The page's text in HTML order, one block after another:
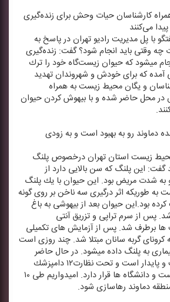
كارشناسان حیات وحش برای زنده‌گیری
می‌كنند
با پل مدیریت رادیو تهران در پاسخ به
چه وقتی باید انجام شود؟ گفت: زنده‌گیری
میشود كه حیوان زیست‌گاه خود را ترك
كه برای خودش و شهروندان تهدید
و یگان محیط زیست به همراه
محل حاضر شده و با بیهوش كردن حیوان
دماوند رو به بهبود است و به زودی
زیست استان تهران درخصوص پلنگ
گفت: این پلنگ كه سن بالایی دارد از
به شدت مریض بود. این حیوان با یك پلنگ
به طوریكه اثر درگیری سه ناخن بر روی گونه
بود.این حیوان بعد از بیهوشی به باغ
پس از سرم تراپی و تزریق آنتی
ها برطرف شد. پس از آزمایش های تكمیلی
گربه سانان مبتلا شد. چند روزی است
به پلنگ داده میشود. در حال حاضر
شرایط این حیوان ثابت و پایدار است و تحت نظارت۱۲ دامپزشك
ماهر سازمان محیط زیست و دانشگاه ها قرار دارد. امیدواریم طی ۱۰
دماوند رهاسازی شود.